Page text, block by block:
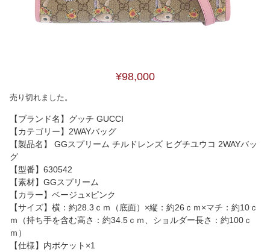
¥98,000
売り切れました。
【ブランド名】グッチ GUCCI
【カテゴリー】2WAYバッグ
【製品名】 GGスプリーム チルドレンズ ヒグチユウコ 2WAYバッ
グ
【型番】630542
【素材】GGスプリーム
【カラー】ベージュ×ピンク
【サイズ】横：約28.3ｃｍ（底面）×縦：約26ｃｍ×マチ：約10ｃ
ｍ（持ち手を含む高さ：約34.5ｃｍ、ショルダー長さ：約100ｃ
ｍ）
【仕様】内ポケット×1